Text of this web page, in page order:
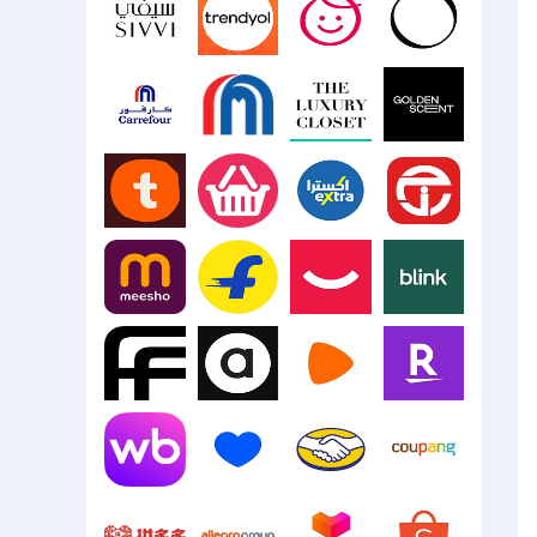
JD.com
Etsy
Jumia
Namshi
Ounass
Mumzworld
Trendyol
Sivvi
GoldenScent
The
Luxury
Closet
Carrefour
UAE
Carrefour
Egypt
Jarir
Extra
Instashop
Blink
Digikala
Flipkart
Meesho
Rakuten
Zalando
ASOS
Farfetch
Mercado